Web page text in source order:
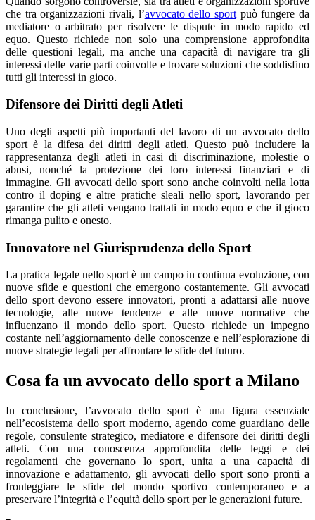
che tra organizzazioni rivali, l’avvocato dello sport può fungere da
mediatore o arbitrato per risolvere le dispute in modo rapido ed
equo. Questo richiede non solo una comprensione approfondita
delle questioni legali, ma anche una capacità di navigare tra gli
interessi delle varie parti coinvolte e trovare soluzioni che soddisfino
tutti gli interessi in gioco.
Difensore dei Diritti degli Atleti
Uno degli aspetti più importanti del lavoro di un avvocato dello
sport è la difesa dei diritti degli atleti. Questo può includere la
rappresentanza degli atleti in casi di discriminazione, molestie o
abusi, nonché la protezione dei loro interessi finanziari e di
immagine. Gli avvocati dello sport sono anche coinvolti nella lotta
contro il doping e altre pratiche sleali nello sport, lavorando per
garantire che gli atleti vengano trattati in modo equo e che il gioco
rimanga pulito e onesto.
Innovatore nel Giurisprudenza dello Sport
La pratica legale nello sport è un campo in continua evoluzione, con
nuove sfide e questioni che emergono costantemente. Gli avvocati
dello sport devono essere innovatori, pronti a adattarsi alle nuove
tecnologie, alle nuove tendenze e alle nuove normative che
influenzano il mondo dello sport. Questo richiede un impegno
costante nell’aggiornamento delle conoscenze e nell’esplorazione di
nuove strategie legali per affrontare le sfide del futuro.
Cosa fa un avvocato dello sport a Milano
In conclusione, l’avvocato dello sport è una figura essenziale
nell’ecosistema dello sport moderno, agendo come guardiano delle
regole, consulente strategico, mediatore e difensore dei diritti degli
atleti. Con una conoscenza approfondita delle leggi e dei
regolamenti che governano lo sport, unita a una capacità di
innovazione e adattamento, gli avvocati dello sport sono pronti a
fronteggiare le sfide del mondo sportivo contemporaneo e a
preservare l’integrità e l’equità dello sport per le generazioni future.